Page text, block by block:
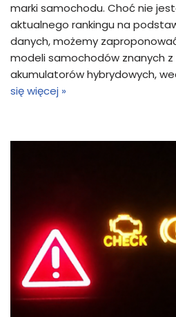
marki samochodu. Choć nie
aktualnego rankingu na
danych, możemy
modeli samochodów znanych
akumulatorów hybrydowych,
się więcej »